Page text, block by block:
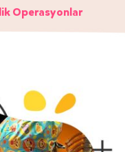
Operasyonlar